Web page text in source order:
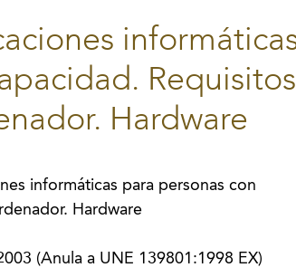
Requisitos
Hardware
informáticas para personas con
Hardware
(Anula a UNE 139801:1998 EX)